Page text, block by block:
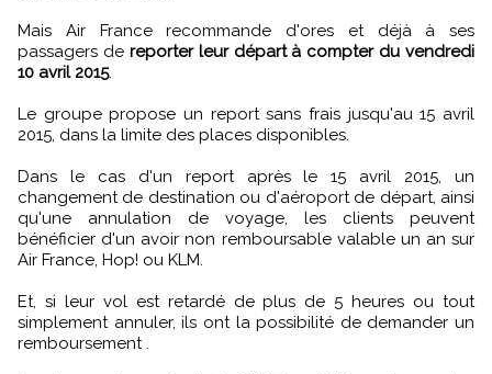
Mais Air France recommande d'ores et déjà à ses
passagers de reporter leur départ à compter du vendredi
10 avril 2015.
Le groupe propose un report sans frais jusqu'au 15 avril
2015, dans la limite des places disponibles.
Dans le cas d'un report après le 15 avril 2015, un
changement de destination ou d'aéroport de départ, ainsi
qu'une annulation de voyage, les clients peuvent
bénéficier d'un avoir non remboursable valable un an sur
Air France, Hop! ou KLM.
Et, si leur vol est retardé de plus de 5 heures ou tout
simplement annuler, ils ont la possibilité de demander un
remboursement .